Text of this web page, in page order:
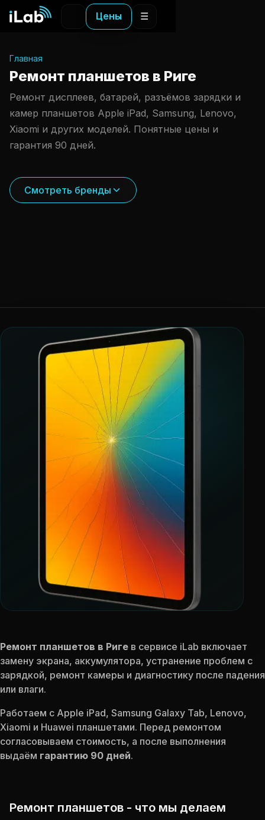
Цены ☰
Главная
Ремонт планшетов в Риге
Ремонт дисплеев, батарей, разъёмов зарядки и
камер планшетов Apple iPad, Samsung, Lenovo,
Xiaomi и других моделей. Понятные цены и
гарантия 90 дней.
Смотреть бренды
Ремонт планшетов в Риге в сервисе iLab включает
замену экрана, аккумулятора, устранение проблем с
зарядкой, ремонт камеры и диагностику после падения
или влаги.
Работаем с Apple iPad, Samsung Galaxy Tab, Lenovo,
Xiaomi и Huawei планшетами. Перед ремонтом
согласовываем стоимость, а после выполнения
выдаём гарантию 90 дней.
Ремонт планшетов - что мы делаем